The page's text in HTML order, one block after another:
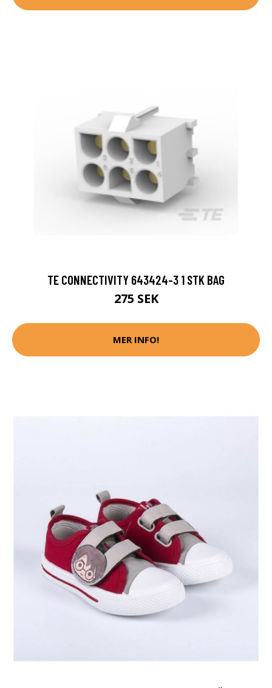
TE CONNECTIVITY 643424-3 1 STK BAG
275 SEK
MER INFO!